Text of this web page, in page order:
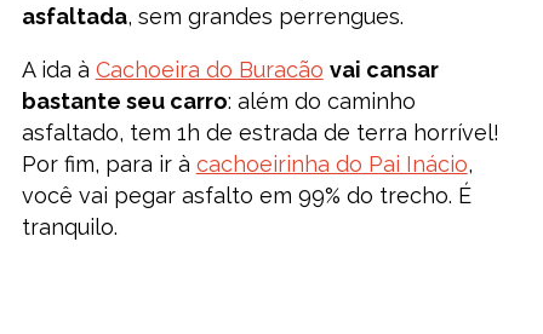
asfaltada, sem grandes perrengues.
A ida à Cachoeira do Buracão vai cansar
bastante seu carro: além do caminho
asfaltado, tem 1h de estrada de terra horrível!
Por fim, para ir à cachoeirinha do Pai Inácio,
você vai pegar asfalto em 99% do trecho. É
tranquilo.